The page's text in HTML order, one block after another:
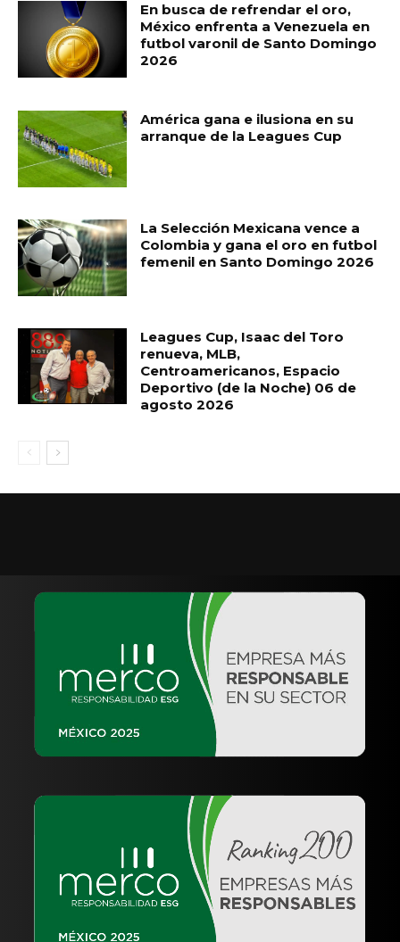
En busca de refrendar el oro,
México enfrenta a Venezuela en
futbol varonil de Santo Domingo
2026
América gana e ilusiona en su
arranque de la Leagues Cup
La Selección Mexicana vence a
Colombia y gana el oro en futbol
femenil en Santo Domingo 2026
Leagues Cup, Isaac del Toro
renueva, MLB,
Centroamericanos, Espacio
Deportivo (de la Noche) 06 de
agosto 2026